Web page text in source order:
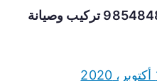
فني تكييف هندي العاصمة 98548488 تركيب وصيانة